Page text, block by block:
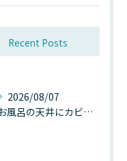
Recent Posts
2026/08/07
お風呂の天井にカビが生えたら要注意！2026年8月の猛暑・高湿度で急増する浴室カビの原因と正しい対策